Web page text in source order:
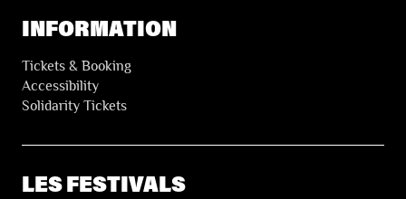
INFORMATION
Tickets & Booking
Accessibility
Solidarity Tickets
LES FESTIVALS